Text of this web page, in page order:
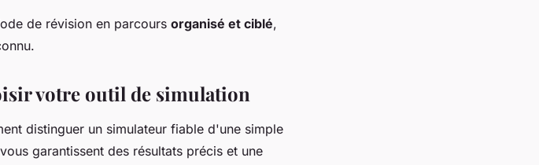
de révision en parcours organisé et ciblé,
votre outil de simulation
distinguer un simulateur fiable d'une simple
garantissent des résultats précis et une